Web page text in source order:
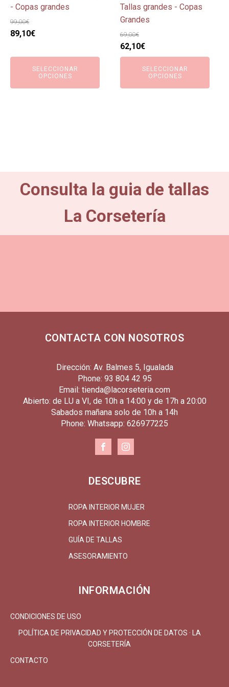
- Copas grandes
99,00€
El
original
89,10€El
actual
es:
SELECCIONAR
OPCIONES
la
página
de
Tallas grandes - Copas
Grandes
69,00€
El
precio
original
62,10€El
precio
actual
SELECCIONAR
OPCIONES
la
página
de
producto
Consulta la guia de tallas
La Corsetería
CONTACTA CON NOSOTROS
Dirección: Av. Balmes 5, Igualada
Phone: 93 804 42 95
Email: tienda@lacorseteria.com
Abierto: de LU a VI, de 10h a 14:00 y de 17h a 20:00
Sabados mañana solo de 10h a 14h
Phone: Whatsapp: 626977225
DESCUBRE
ROPA INTERIOR MUJER
ROPA INTERIOR HOMBRE
GUÍA DE TALLAS
ASESORAMIENTO
INFORMACIÓN
CONDICIONES DE USO
POLÍTICA DE PRIVACIDAD Y PROTECCIÓN DE DATOS · LA
CORSETERÍA
CONTACTO